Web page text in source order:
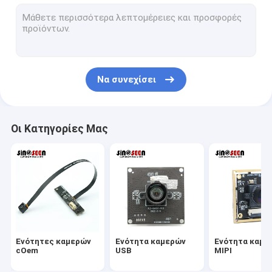
Ενότητα καμερών MIPI
Σφαιρική ενότητα καμερών παραθυρόφυλλων
Διπλή ενότητα καμερών φακών
Ενότητα καμερών αναγνώρισης προσώπου
ενότητα lap-top webcam
1MP ενότητα καμερών
Να συνεχίσει
Οι Κατηγορίες Μας
Ενότητες καμερών
cOem
Ενότητα καμερών
USB
Ενότητα
MIPI